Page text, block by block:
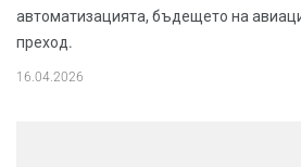
автоматизацията, бъдещето на
преход.
16.04.2026